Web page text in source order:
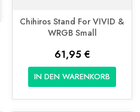
Chihiros Stand For VIVID &
WRGB Small
61,95 €
IN DEN WARENKORB